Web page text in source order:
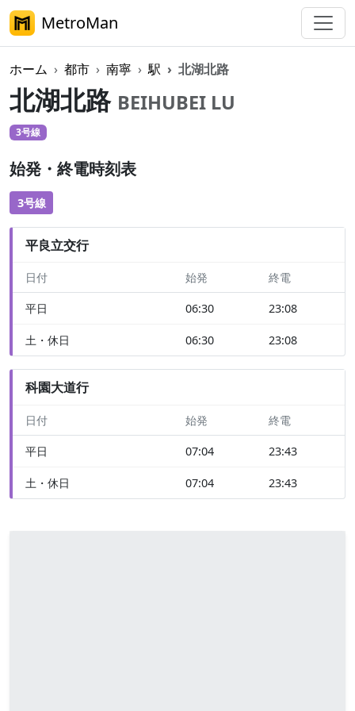
MetroMan
ホーム 都市 南寧 駅 北湖北路
北湖北路 BEIHUBEI LU
3号線
始発・終電時刻表
3号線
平良立交行
日付 始発 終電
平日 06:30 23:08
土・休日 06:30 23:08
科園大道行
日付 始発 終電
平日 07:04 23:43
土・休日 07:04 23:43